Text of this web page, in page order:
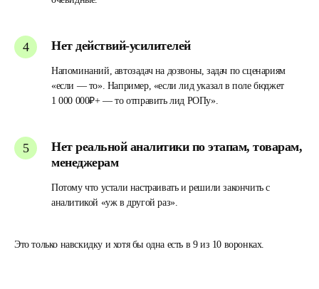
Нет действий-усилителей
Напоминаний, автозадач на дозвоны, задач по сценариям
«если — то». Например, «если лид указал в поле бюджет
1 000 000₽+ — то отправить лид РОПу».
Нет реальной аналитики по этапам, товарам,
менеджерам
Потому что устали настраивать и решили закончить с
аналитикой «уж в другой раз».
Это только навскидку и хотя бы одна есть в 9 из 10 воронках.